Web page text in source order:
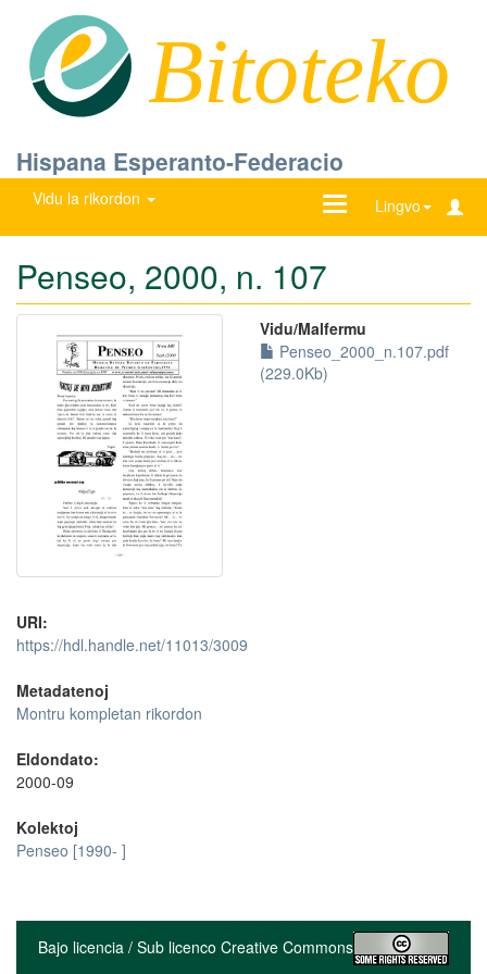
Bitoteko
Hispana Esperanto-Federacio
Vidu la rikordon Lingvo
Ŝanĝu
Penseo, 2000, n. 107
Vidu/Malfermu
Penseo_2000_n.107.pdf
(229.0Kb)
URI:
https://hdl.handle.net/11013/3009
Metadatenoj
Montru kompletan rikordon
Eldondato:
2000-09
Kolektoj
Penseo [1990- ]
Bajo licencia / Sub licenco Creative Commons